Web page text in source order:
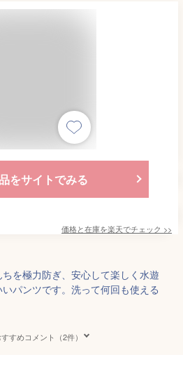
をサイトでみる
価格と在庫を楽天でチェック >>
を極力防ぎ、安心して楽しく水遊
パンツです。洗って何回も使える
すめコメント（2件）